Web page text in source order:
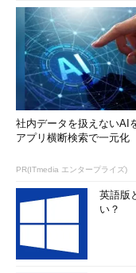
社内データを扱えないAI
アプリ横断検索で一元化
PR(ITmedia エンタープライズ)
英語版
い？